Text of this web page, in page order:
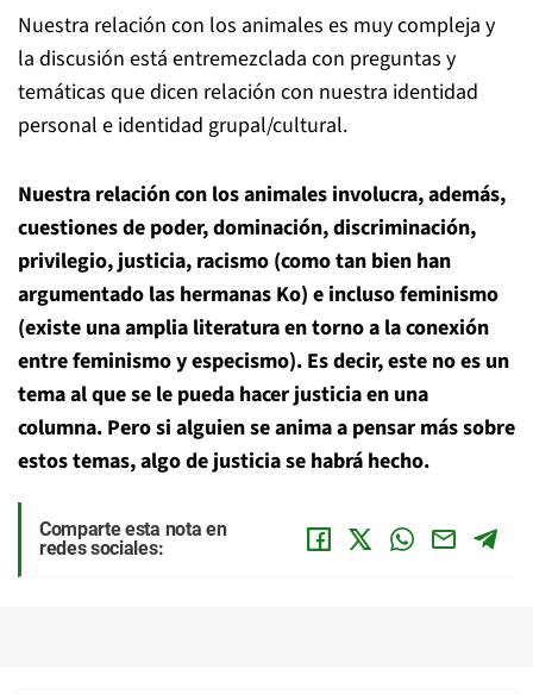
Nuestra relación con los animales es muy compleja y
la discusión está entremezclada con preguntas y
temáticas que dicen relación con nuestra identidad
personal e identidad grupal/cultural.
Nuestra relación con los animales involucra, además,
cuestiones de poder, dominación, discriminación,
privilegio, justicia, racismo (como tan bien han
argumentado las hermanas Ko) e incluso feminismo
(existe una amplia literatura en torno a la conexión
entre feminismo y especismo). Es decir, este no es un
tema al que se le pueda hacer justicia en una
columna. Pero si alguien se anima a pensar más sobre
estos temas, algo de justicia se habrá hecho.
Comparte esta nota en
redes sociales: